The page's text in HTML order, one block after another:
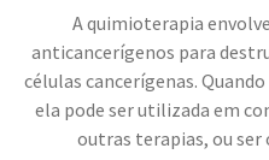
A quimioterapia
anticancerígenos para
células cancerígenas.
ela pode ser utilizada em
outras terapias, ou